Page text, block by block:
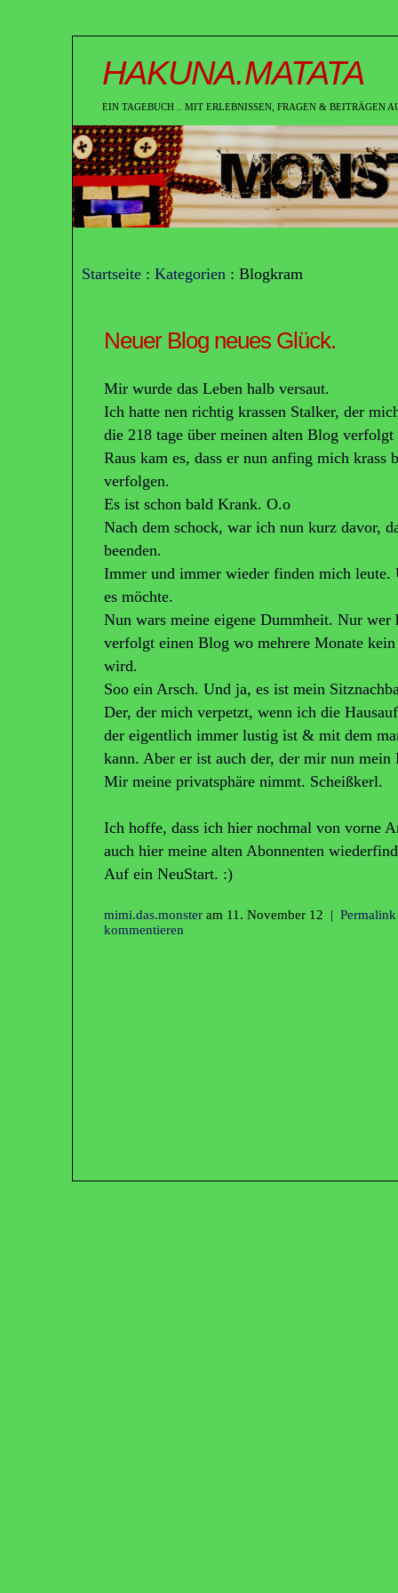
HAKUNA.MATATA
EIN TAGEBUCH .. MIT ERLEBNISSEN, FRAGEN & BEITRÄGEN
Startseite : Kategorien : Blogkram
Neuer Blog neues Glück.
Mir wurde das Leben halb versaut.
Ich hatte nen richtig krassen Stalker, der
die 218 tage über meinen alten Blog verfolgt
Raus kam es, dass er nun anfing mich krass
verfolgen.
Es ist schon bald Krank. O.o
Nach dem schock, war ich nun kurz davor,
beenden.
Immer und immer wieder finden mich leute.
es möchte.
Nun wars meine eigene Dummheit. Nur wer
verfolgt einen Blog wo mehrere Monate
wird.
Soo ein Arsch. Und ja, es ist mein
Der, der mich verpetzt, wenn ich die
der eigentlich immer lustig ist & mit dem
kann. Aber er ist auch der, der mir nun mein
Mir meine privatsphäre nimmt. Scheißkerl.
Ich hoffe, dass ich hier nochmal von vorne
auch hier meine alten Abonnenten
Auf ein NeuStart. :)
mimi.das.monster am 11. November 12 | Permalink
kommentieren